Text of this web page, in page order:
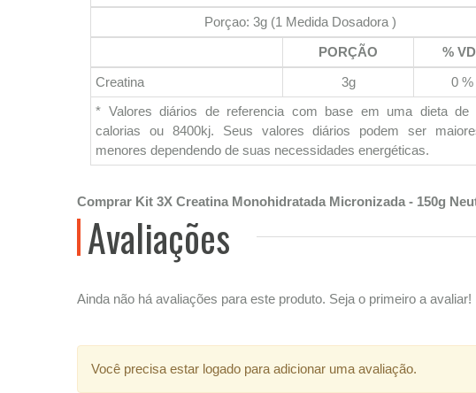
Porçao: 3g (1 Medida Dosadora )
PORÇÃO
%
Creatina
3g
0 %
* Valores diários de referencia com base em uma dieta de
calorias ou 8400kj. Seus valores diários podem ser
menores dependendo de suas necessidades energéticas.
Comprar Kit 3X Creatina Monohidratada Micronizada - 150g
Avaliações
Ainda não há avaliações para este produto. Seja o primeiro a avaliar!
Você precisa estar logado para adicionar uma avaliação.